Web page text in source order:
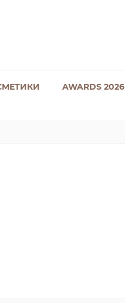
AWARDS 2026